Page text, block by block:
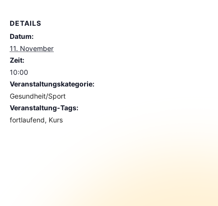
DETAILS
Datum:
11. November
Zeit:
10:00
Veranstaltungskategorie:
Gesundheit/Sport
Veranstaltung-Tags:
fortlaufend, Kurs